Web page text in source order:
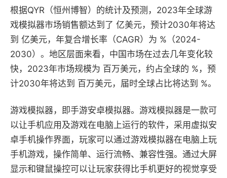
根据QYR（恒州博智）的统计及预测，2023年全球游
戏模拟器市场销售额达到了 亿美元，预计2030年将达
到 亿美元，年复合增长率（CAGR）为 %（2024-
2030）。地区层面来看，中国市场在过去几年变化较
快，2023年市场规模为 百万美元，约占全球的 %，预
计2030年将达到 百万美元，届时全球占比将达到 %。
游戏模拟器，即手游安卓模拟器。游戏模拟器是一款可
以让手机应用及游戏在电脑上运行的软件，采用虚拟安
卓手机操作界面，玩家可以通过游戏模拟器在电脑上玩
手机游戏，操作简单、运行流畅、兼容性强。通过大屏
显示和键鼠操控可以让玩家获得比手机更好的视觉享受